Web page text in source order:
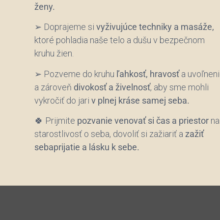
ženy.
➢ Doprajeme si vyživujúce techniky a masáže,
ktoré pohladia naše telo a dušu v bezpečnom
kruhu žien.
➢ Pozveme do kruhu ľahkosť, hravosťa
a zároveň divokosť a živelnosť, aby sme mohli
vykročiť do jari v plnej kráse samej seba.
🍀 Prijmite pozvanie venovať si čas a priestor na
starostlivosť o seba, dovoliť si zažiariť a zažiť
sebaprijatie a lásku k sebe.